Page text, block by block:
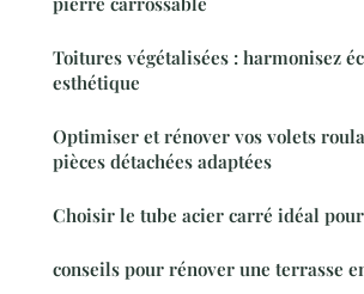
Toitures végétalisées : harmonisez
esthétique
Optimiser et rénover vos volets
pièces détachées adaptées
Choisir le tube acier carré idéal
conseils pour rénover une terrasse